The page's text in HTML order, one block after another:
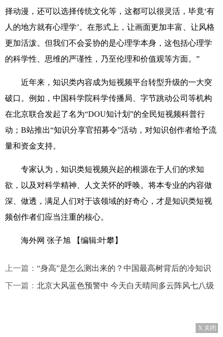
择动漫，还可以选择传统文化等，这都可以很灵活，毕竟‘有
人的地方就有心理学’。在形式上，让画面更加丰富、让风格
更加活泼。但我们不会妥协的是心理学本身，这包括心理学
的科学性、思维的严谨性，乃至伦理和价值观等方面。”
近年来，知识类内容成为短视频平台转型升级的一大突
破口。例如，中国科学院科学传播局、字节跳动公司等机构
在北京联合发起了名为“DOU知计划”的全民短视频科普行
动；B站推出“知识分享官招募令”活动，对知识创作者给予流
量和资金支持。
专家认为，知识类短视频兴起的根源在于人们的求知
欲，以及对科学精神、人文关怀的呼唤。将本专业的内容做
深、做透，满足人们对于该领域的好奇心，才是知识类短视
频创作者们应当注重的核心。
海外网 张子旭 【编辑:叶攀】
上一篇： “身高”是怎么测出来的？中国最高树背后的冷知识
下一篇： 北京大风蓝色预警中 今天白天晴间多云阵风七八级
X 关闭